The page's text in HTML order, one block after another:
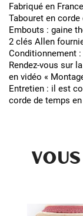
Fabriqué en
Tabouret en corde
Embouts : gaine
2 clés Allen
Conditionnement
Rendez-vous sur
en vidéo «
Entretien : il est
corde de temps